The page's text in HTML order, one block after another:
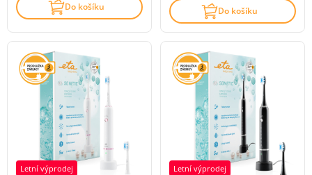
Do košíku Do košíku
Letní výprodej Letní výprodej